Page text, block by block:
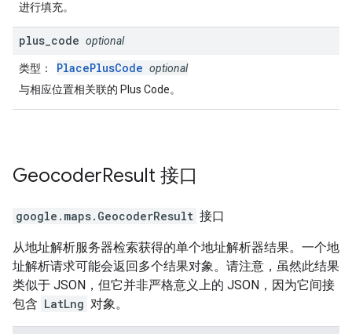
进行填充。
plus code optional
类型 ： PlacePlusCode optional
与相应位置相关联的 Plus Code。
GeocoderResult 接口
google.maps. GeocoderResult 接口
从地址解析服务器检索获得的单个地址解析器结果。一个地
址解析请求可能会返回多个结果对象。请注意，虽然此结果
类似于 JSON，但它并非严格意义上的 JSON，因为它间接
包含 LatLng 对象。